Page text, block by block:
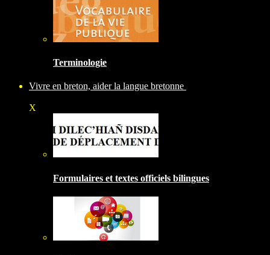
Terminologie
Vivre en breton, aider la langue bretonne
X
Formulaires et textes officiels bilingues